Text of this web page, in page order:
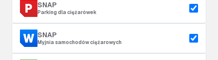
SNAP
Parking dla ciężarówek
SNAP
Myjnia samochodów ciężarowych